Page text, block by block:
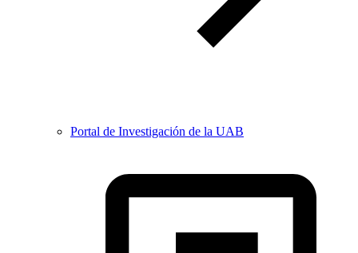
Portal de Investigación de la UAB